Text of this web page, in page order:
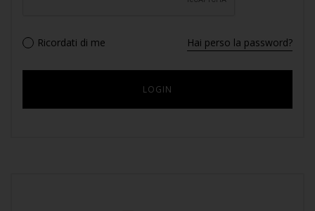
Ricordati di me Hai perso la password?